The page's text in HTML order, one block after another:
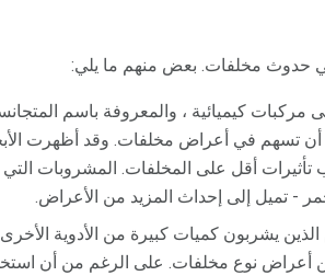
حدوث مخلفات. بعض منهم ما يلي:
كيميائية ، والمعروفة باسم
تسهم في أعراض مخلفات. وقد أظهرت
تأثيرات أقل على المخلفات. المشروبات
- تميل إلى إحداث المزيد من الأعراض.
يشربون كميات كبيرة من الأدوية
نوع مخلفات. على الرغم من أن استخدام